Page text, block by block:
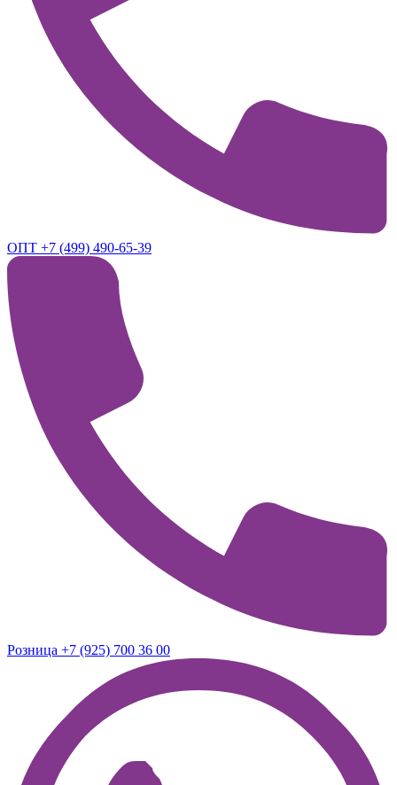
ОПТ +7 (499) 490-65-39
Розница +7 (925) 700 36 00